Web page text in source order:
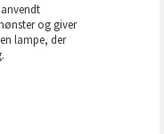
og giver
lampe, der